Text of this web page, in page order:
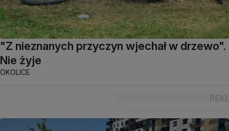
"Z nieznanych przyczyn wjechał w drzewo".
Nie żyje
OKOLICE